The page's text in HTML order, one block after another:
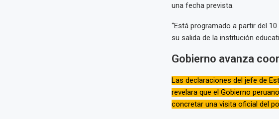
una fecha prevista.
“Está programado a partir del
su salida de la institución
Gobierno avanza
Las declaraciones del jefe de
revelara que el Gobierno
concretar una visita oficial del